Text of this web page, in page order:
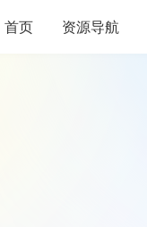
首页 资源导航